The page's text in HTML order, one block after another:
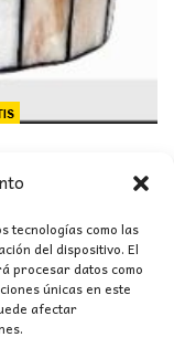
tecnologías como las
del dispositivo. El
procesar datos como
únicas en este
afectar
El
precio
actual
es:
57,50€.